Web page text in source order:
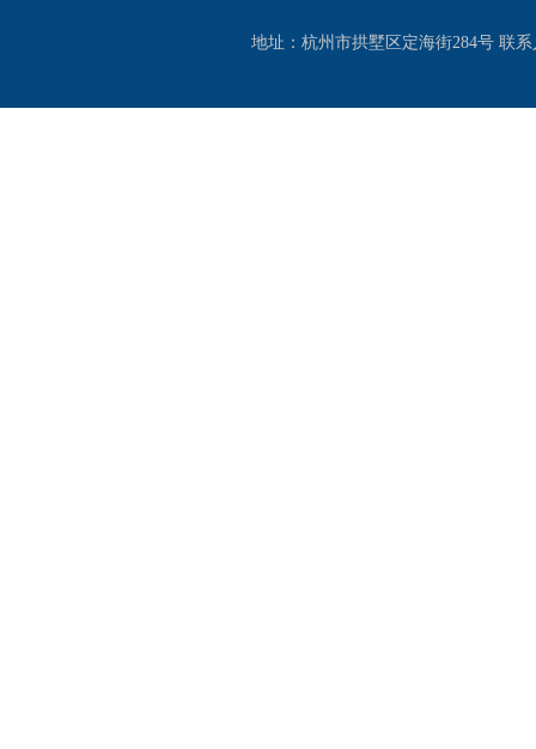
地址：杭州市拱墅区定海街284号 联